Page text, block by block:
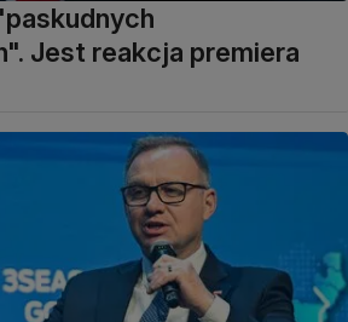
Jest reakcja premiera